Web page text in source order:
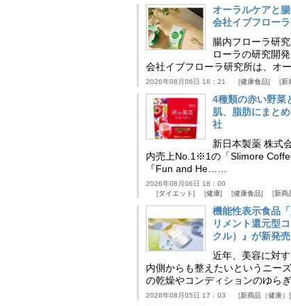
オーラルケアと
会社イブフロー
腸内フローラ研
ローラの研究開
会社イブフローラ研究所は、オ
2026年08月06日 18：21 健康食品 新
4種類の赤い野菜
肌、脂肪にまと
社
新日本製薬 株式
内売上No.1※1の「Slimore
『Fun and He……
2026年08月06日 18：00
ダイエット
健康 健康食品 新商
機能性表示食品
リメント還元型
クル）』が新発
近年、美容に対
内側からも整えたいというニー
の乾燥やコンディションのゆら
2026年08月05日 17：03 新商品（健康）